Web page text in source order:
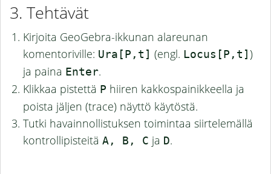
Tehtävät
Kirjoita GeoGebra-ikkunan alareunan
komentoriville: Ura[P,t] (engl. Locus[P,t])
ja paina Enter.
Klikkaa pistettä P hiiren kakkospainikkeella ja
poista jäljen (trace) näyttö käytöstä.
Tutki havainnollistuksen toimintaa siirtelemällä
kontrollipisteitäA, B, C ja D.